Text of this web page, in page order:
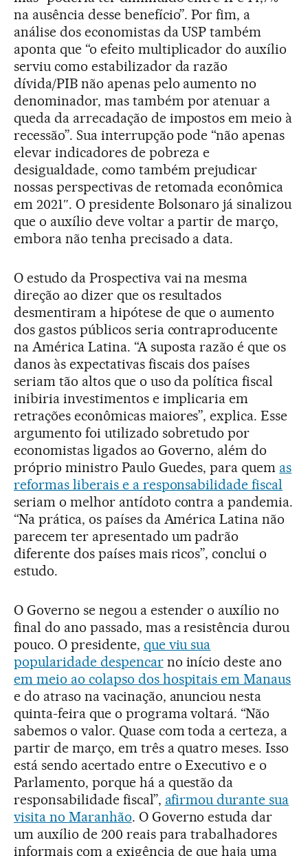
na ausência desse benefício”. Por fim, a
análise dos economistas da USP também
aponta que “o efeito multiplicador do auxílio
serviu como estabilizador da razão
dívida/PIB não apenas pelo aumento no
denominador, mas também por atenuar a
queda da arrecadação de impostos em meio à
recessão”. Sua interrupção pode “não apenas
elevar indicadores de pobreza e
desigualdade, como também prejudicar
nossas perspectivas de retomada econômica
em 2021″. O presidente Bolsonaro já sinalizou
que o auxílio deve voltar a partir de março,
embora não tenha precisado a data.
O estudo da Prospectiva vai na mesma
direção ao dizer que os resultados
desmentiram a hipótese de que o aumento
dos gastos públicos seria contraproducente
na América Latina. “A suposta razão é que os
danos às expectativas fiscais dos países
seriam tão altos que o uso da política fiscal
inibiria investimentos e implicaria em
retrações econômicas maiores”, explica. Esse
argumento foi utilizado sobretudo por
economistas ligados ao Governo, além do
próprio ministro Paulo Guedes, para quem as
reformas liberais e a responsabilidade fiscal
seriam o melhor antídoto contra a pandemia.
“Na prática, os países da América Latina não
parecem ter apresentado um padrão
diferente dos países mais ricos”, conclui o
estudo.
O Governo se negou a estender o auxílio no
final do ano passado, mas a resistência durou
pouco. O presidente, que viu sua
popularidade despencarno início deste ano
em meio ao colapso dos hospitais em Manaus
e do atraso na vacinação, anunciou nesta
quinta-feira que o programa voltará. “Não
sabemos o valor. Quase com toda a certeza, a
partir de março, em três a quatro meses. Isso
está sendo acertado entre o Executivo e o
Parlamento, porque há a questão da
responsabilidade fiscal”, afirmou durante sua
visita no Maranhão. O Governo estuda dar
um auxílio de 200 reais para trabalhadores
informais com a exigência de que haja uma